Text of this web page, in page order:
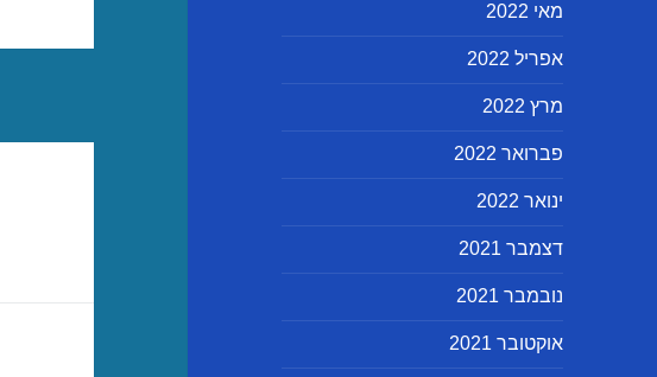
מאי 2022
אפריל 2022
מרץ 2022
פברואר 2022
ינואר 2022
דצמבר 2021
נובמבר 2021
אוקטובר 2021